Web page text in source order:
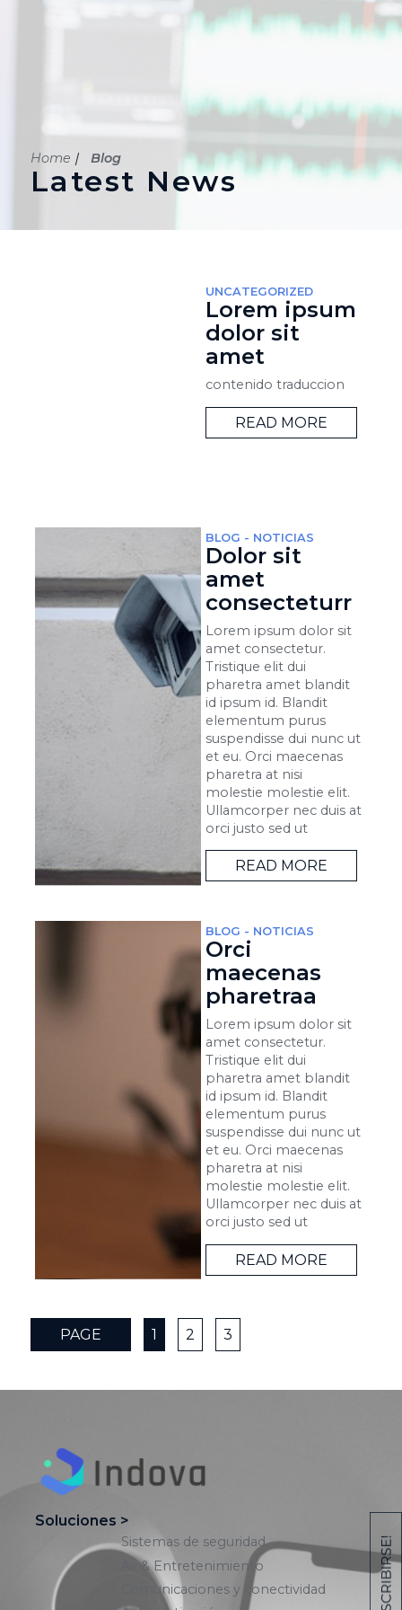
Home Blog
Latest News
UNCATEGORIZED
Lorem ipsum
dolor sit
amet
contenido traduccion
READ MORE
BLOG - NOTICIAS
Dolor sit
amet
consecteturr
Lorem ipsum dolor sit
amet consectetur.
Tristique elit dui
pharetra amet blandit
id ipsum id. Blandit
elementum purus
suspendisse dui nunc ut
et eu. Orci maecenas
pharetra at nisi
molestie molestie elit.
Ullamcorper nec duis at
orci justo sed ut
READ MORE
BLOG - NOTICIAS
Orci
maecenas
pharetraa
Lorem ipsum dolor sit
amet consectetur.
Tristique elit dui
pharetra amet blandit
id ipsum id. Blandit
elementum purus
suspendisse dui nunc ut
et eu. Orci maecenas
pharetra at nisi
molestie molestie elit.
Ullamcorper nec duis at
orci justo sed ut
READ MORE
PAGE 1 2 3
Soluciones >
Sistemas de seguridad
Av & Entretenimiento
Comunicaciones y conectividad